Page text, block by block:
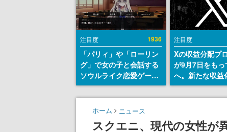
注目度 1936
「パリィ」や「ローリン
グ」で女の子と会話する
ソウルライク恋愛ゲーム
『小早川さんはソウルラ
イク』無料公開。返事に
失敗すると「YOU
注目度
Xの収益分配プ
が9月7日をもっ
へ。新たな収益
「Original
Rewards
ホーム ニュース
スクエニ、現代の女性が